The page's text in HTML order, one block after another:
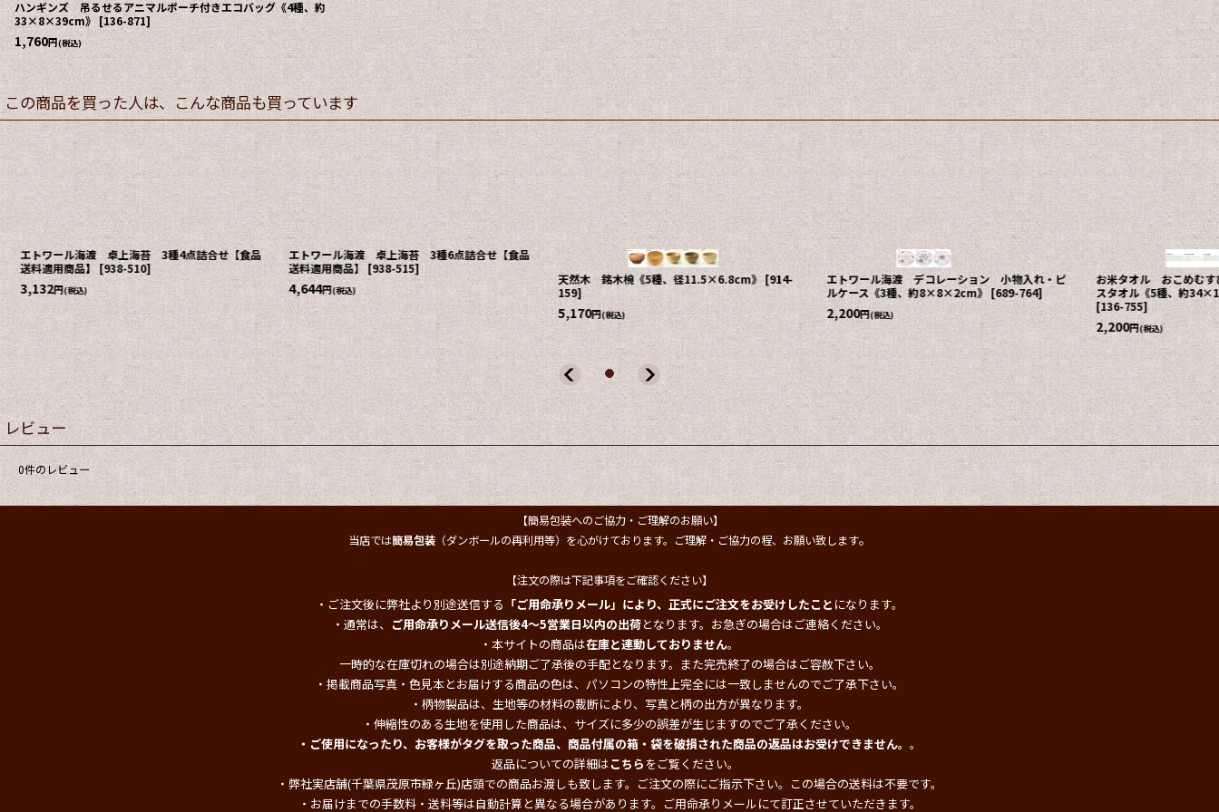
ハンギンズ 吊るせるアニマルポーチ付きエコバッグ《4種、約
33×8×39cm》 [136-871]
1,760円(税込)
この商品を買った人は、こんな商品も買っています
エトワール海渡 卓上海苔 3種4点詰合せ【食品
送料適用商品】 [938-510]
3,132円(税込)
エトワール海渡 卓上海苔 3種6点詰合せ【食品
送料適用商品】 938-515]
4,644円(税込)
天然木 銘木椀《5種、径11.5×6.8cm》 [ 914-
159]
5,170円(税込)
エトワール海渡 デコレーション 小物入れ・ピ
ルケース《3種、約8×8×2cm》 [689-764]
2,200円(税込)
お米タオル おこめむす
スタオル《5種、約
[136-755]
2,200円(税込)
レビュー
0件のレビュー
【簡易包装へのご協力・ご理解のお願い】
当店では簡易包装（ダンボールの再利用等）を心がけております。ご理解・ご協力の程、お願い致します。
【注文の際は下記事項をご確認ください】
・ご注文後に弊社より別途送信する 「ご用命承りメール」により、正式にご注文をお受けしたこと になります。
・通常は、 ご用命承りメール送信後4～5営業日以内の出荷となります。お急ぎの場合はご連絡ください。
・本サイトの商品は在庫と連動しておりません。
一時的な在庫切れの場合は別途納期ご了承後の手配となります。また完売終了の場合はご容赦下さい。
・掲載商品写真・色見本とお届けする商品の色は、パソコンの特性上完全には一致しませんのでご了承下さい。
・柄物製品は、生地等の材料の裁断により、写真と柄の出方が異なります。
・伸縮性のある生地を使用した商品は、サイズに多少の誤差が生じますのでご了承ください。
・ご使用になったり、お客様がタグを取った商品、商品付属の箱・袋を破損された商品の返品はお受けできません。 。
返品についての詳細はこちらをご覧ください。
・弊社実店舗(千葉県茂原市緑ヶ丘)店頭での商品お渡しも致します。ご注文の際にご指示下さい。この場合の送料は不要です。
・お届けまでの手数料・送料等は自動計算と異なる場合があります。ご用命承りメールにて訂正させていただきます。